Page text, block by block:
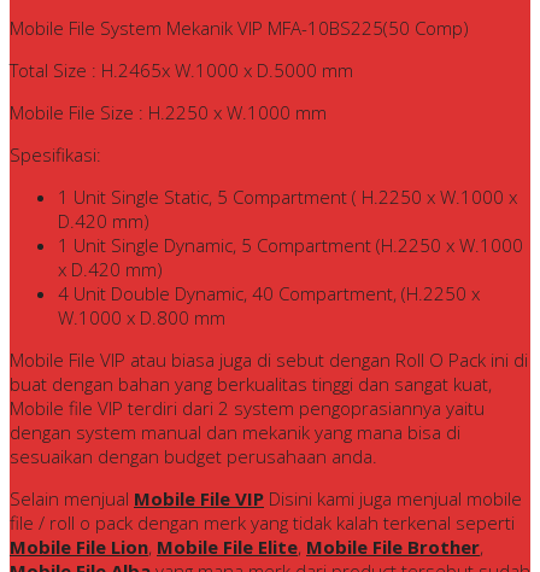
Mobile File System Mekanik VIP MFA-10BS225(50 Comp)
Total Size : H.2465x W.1000 x D.5000 mm
Mobile File Size : H.2250 x W.1000 mm
Spesifikasi:
1 Unit Single Static, 5 Compartment ( H.2250 x W.1000 x
D.420 mm)
1 Unit Single Dynamic, 5 Compartment (H.2250 x W.1000
x D.420 mm)
4 Unit Double Dynamic, 40 Compartment, (H.2250 x
W.1000 x D.800 mm
Mobile File VIP atau biasa juga di sebut dengan Roll O Pack ini di
buat dengan bahan yang berkualitas tinggi dan sangat kuat,
Mobile file VIP terdiri dari 2 system pengoprasiannya yaitu
dengan system manual dan mekanik yang mana bisa di
sesuaikan dengan budget perusahaan anda.
Selain menjual Mobile File VIP Disini kami juga menjual mobile
file / roll o pack dengan merk yang tidak kalah terkenal seperti
Mobile File Lion, Mobile File Elite, Mobile File Brother,